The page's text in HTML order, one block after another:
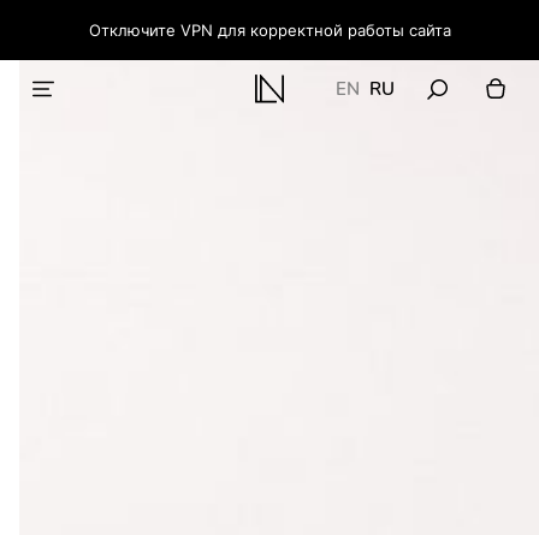
Отключите VPN для корректной работы сайта
EN RU